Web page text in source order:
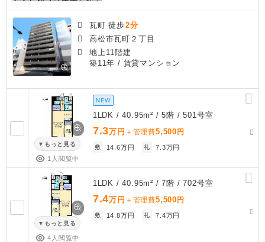
瓦町 徒歩2分
高松市瓦町２丁目
地上11階建
築11年 / 賃貸マンション
もっと見る
1人閲覧中
NEW
1LDK / 40.95m² / 5階 / 501号室
7.3万円 ＋管理費5,500 円
敷 14.6万円 礼 7.3万円
もっと見る
4人閲覧中
1LDK / 40.95m² / 7階 / 702号室
7.4万円 ＋管理費5,500 円
敷 14.8万円 礼 7.4万円